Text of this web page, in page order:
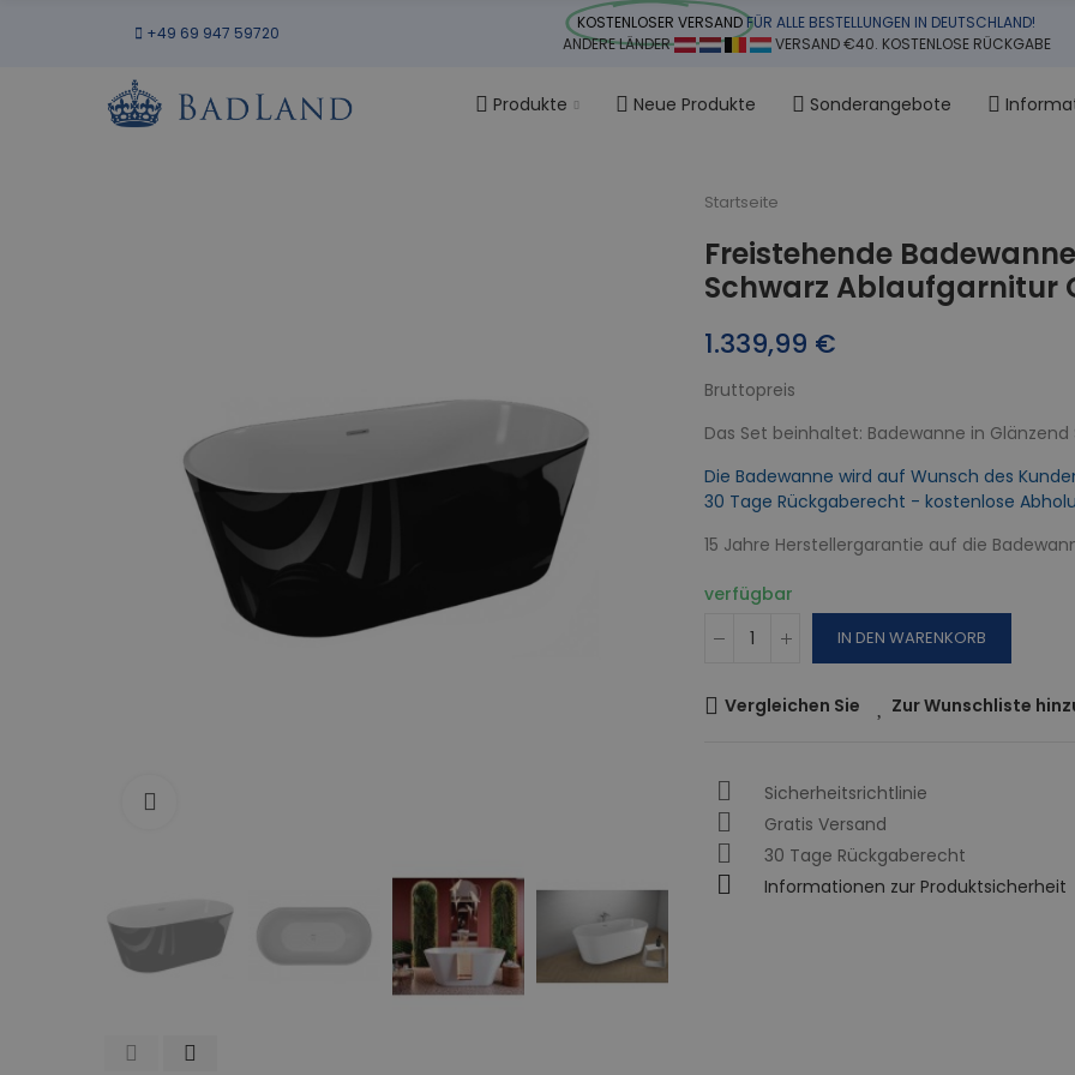
+49 69 947 59720
KOSTENLOSER VERSANDFÜR ALLE BESTELLUNGEN IN DEUTSCHLAND!
ANDERE LÄNDER
VERSAND €40. KOSTENLOSE RÜCKGABE
Produkte Neue Produkte Sonderangebote
Startseite
Freistehende
Schwarz Ablaufgarnitur
1.339,99 €
Bruttopreis
Das Set beinhaltet: Badewanne in
Die Badewanne wird auf Wunsch des
30 Tage Rückgaberecht - kostenlose
15 Jahre Herstellergarantie auf die
verfügbar
IN DEN WARENKORB
Vergleichen Sie Zur Wunschliste
Sicherheitsrichtlinie
Gratis Versand
30 Tage Rückgaberecht
Informationen zur Produktsicherheit